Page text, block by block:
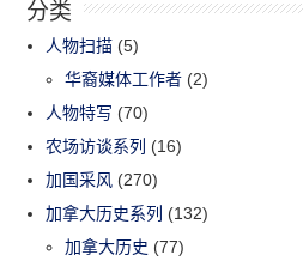
分类
人物扫描 (5)
华裔媒体工作者 (2)
人物特写 (70)
农场访谈系列 (16)
加国采风 (270)
加拿大历史系列 (132)
加拿大历史 (77)